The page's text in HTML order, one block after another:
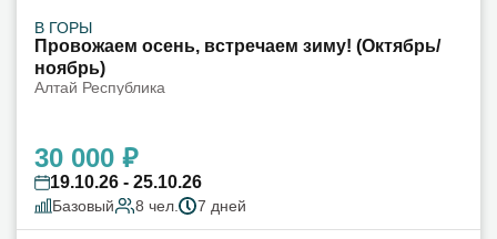
В ГОРЫ
Провожаем осень, встречаем зиму! (Октябрь/
ноябрь)
Алтай Республика
30 000 ₽
19.10.26 - 25.10.26
Базовый 8 чел. 7 дней